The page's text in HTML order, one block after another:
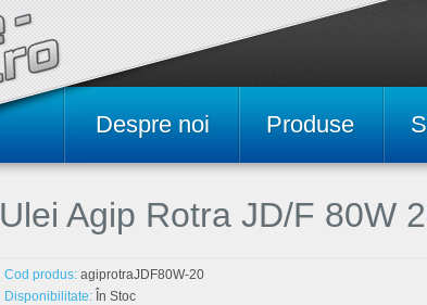
Despre noi Produse
Ulei Agip Rotra JD/F 80W
Cod produs: agiprotraJDF80W-20
Disponibilitate: În Stoc